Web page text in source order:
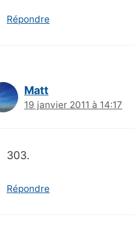
Répondre
Matt
19 janvier 2011 à 14:17
303.
Répondre